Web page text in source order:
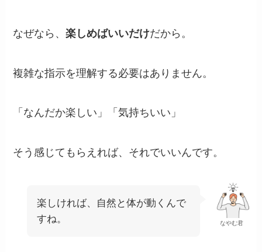
なぜなら、楽しめばいいだけだから。
複雑な指示を理解する必要はありません。
「なんだか楽しい」「気持ちいい」
そう感じてもらえれば、それでいいんです。
なやむ君
楽しければ、自然と体が動くんで
すね。